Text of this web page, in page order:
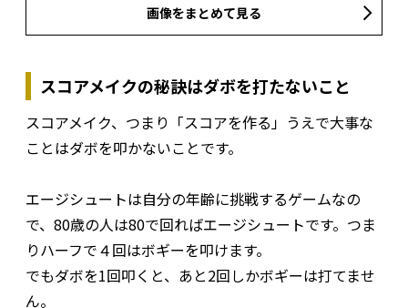
画像をまとめて見る
スコアメイクの秘訣はダボを打たないこと
スコアメイク、つまり「スコアを作る」うえで大事な
ことはダボを叩かないことです。
エージシュートは自分の年齢に挑戦するゲームなの
で、80歳の人は80で回ればエージシュートです。つま
りハーフで４回はボギーを叩けます。
でもダボを1回叩くと、あと2回しかボギーは打てませ
ん。